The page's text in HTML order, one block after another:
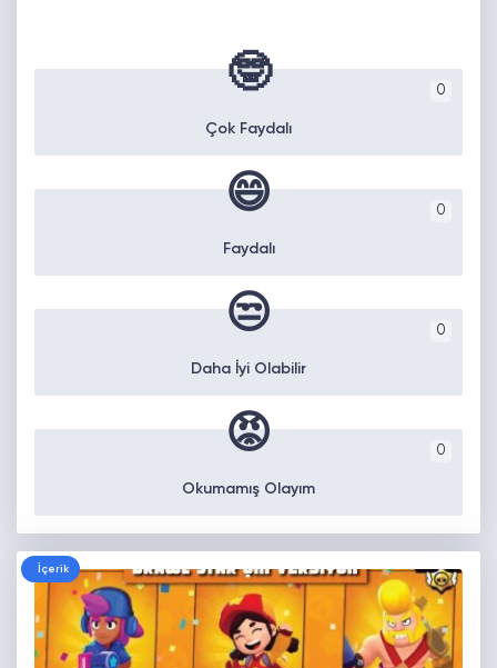
0
🤓
Çok Faydalı
0
😄
Faydalı
0
😒
Daha İyi Olabilir
0
😡
Okumamış Olayım
İçerik